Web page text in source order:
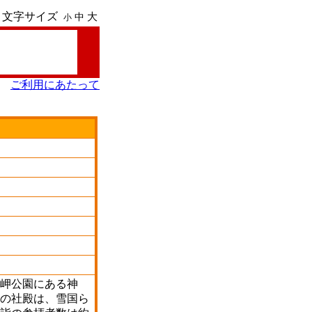
文字サイズ 小 中 大
ご利用にあたって
公園にある神
社殿は、雪国ら